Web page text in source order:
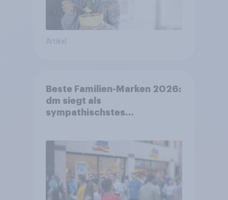
Artikel
Beste Familien-Marken 2026:
dm siegt als
sympathischstes